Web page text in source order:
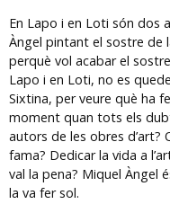
En Lapo i en Loti són dos
Àngel pintant el sostre de
perquè vol acabar el
Lapo i en Loti, no es
Sixtina, per veure què ha
moment quan tots els
autors de les obres d’art?
fama? Dedicar la vida a
val la pena? Miquel Àngel
la va fer sol.